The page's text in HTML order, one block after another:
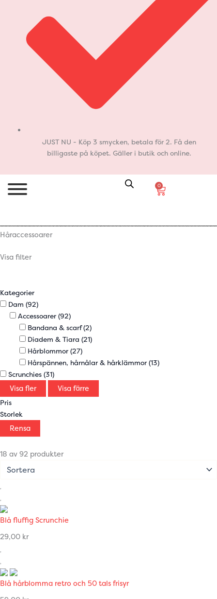
JUST NU - Köp 3 smycken, betala för 2. Få den
billigaste på köpet. Gäller i butik och online.
0
Varukorg
Håraccessoarer
Visa filter
Kategorier
Dam (92)
Accessoarer (92)
Bandana & scarf (2)
Diadem & Tiara (21)
Hårblommor (27)
Hårspännen, hårnålar & hårklämmor (13)
Scrunchies (31)
Visa fler Visa färre
Pris
Storlek
Rensa
18 av 92 produkter
Blå fluffig Scrunchie
29,00 kr
Blå hårblomma retro och 50 tals frisyr